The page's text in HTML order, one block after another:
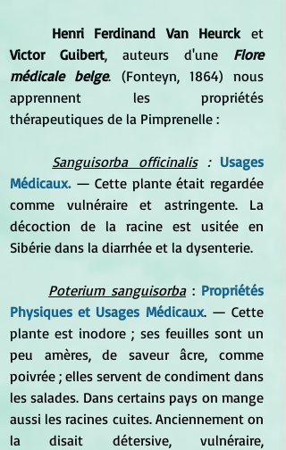
Henri Ferdinand Van Heurck
Victor Guibert, auteurs d'une Flore
médicale belge. (Fonteyn, 1864) nous
apprennent les propriétés
thérapeutiques de la Pimprenelle :
Sanguisorba officinalis : Usages
Médicaux. — Cette plante était regardée
comme vulnéraire et astringente. La
décoction de la racine est usitée en
Sibérie dans la diarrhée et la dysenterie.
Poterium sanguisorba : Propriétés
Physiques et Usages Médicaux. — Cette
plante est inodore ; ses feuilles sont un
peu amères, de saveur âcre, comme
poivrée ; elles servent de condiment dans
les salades. Dans certains pays on mange
aussi les racines cuites. Anciennement on
la disait détersive, vulnéraire,